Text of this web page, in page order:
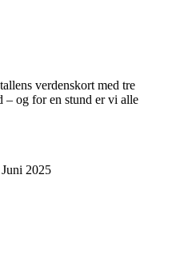
verdenskort med tre
– og for en stund er vi alle
2025